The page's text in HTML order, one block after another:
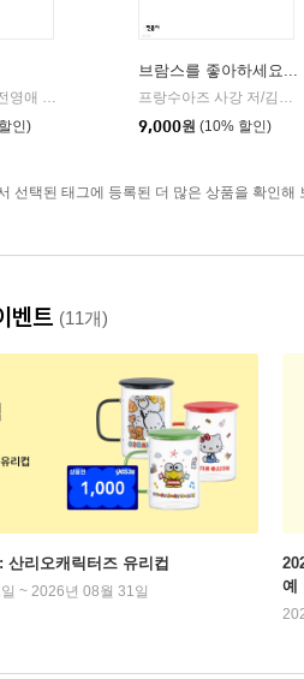
헤르만 헤세 저/전영애 역
인)
브람스를 좋아하세요...
프랑수아즈 사강 저/김남주 역
9,000원 (10% 할인)
선택된 태그에 등록된 더 많은 상품을 확인해
벤트 (11개)
산리오캐릭터즈 유리컵
~ 2026년 08월 31일
예